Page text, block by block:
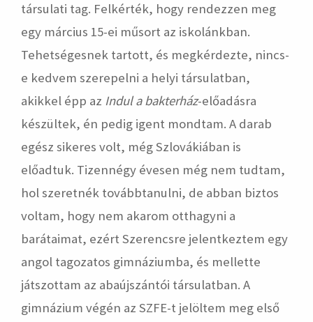
társulati tag. Felkérték, hogy rendezzen meg
egy március 15-ei műsort az iskolánkban.
Tehetségesnek tartott, és megkérdezte, nincs-
e kedvem szerepelni a helyi társulatban,
akikkel épp az Indul a bakterház-előadásra
készültek, én pedig igent mondtam. A darab
egész sikeres volt, még Szlovákiában is
előadtuk. Tizennégy évesen még nem tudtam,
hol szeretnék továbbtanulni, de abban biztos
voltam, hogy nem akarom otthagyni a
barátaimat, ezért Szerencsre jelentkeztem egy
angol tagozatos gimnáziumba, és mellette
játszottam az abaújszántói társulatban. A
gimnázium végén az SZFE-t jelöltem meg első